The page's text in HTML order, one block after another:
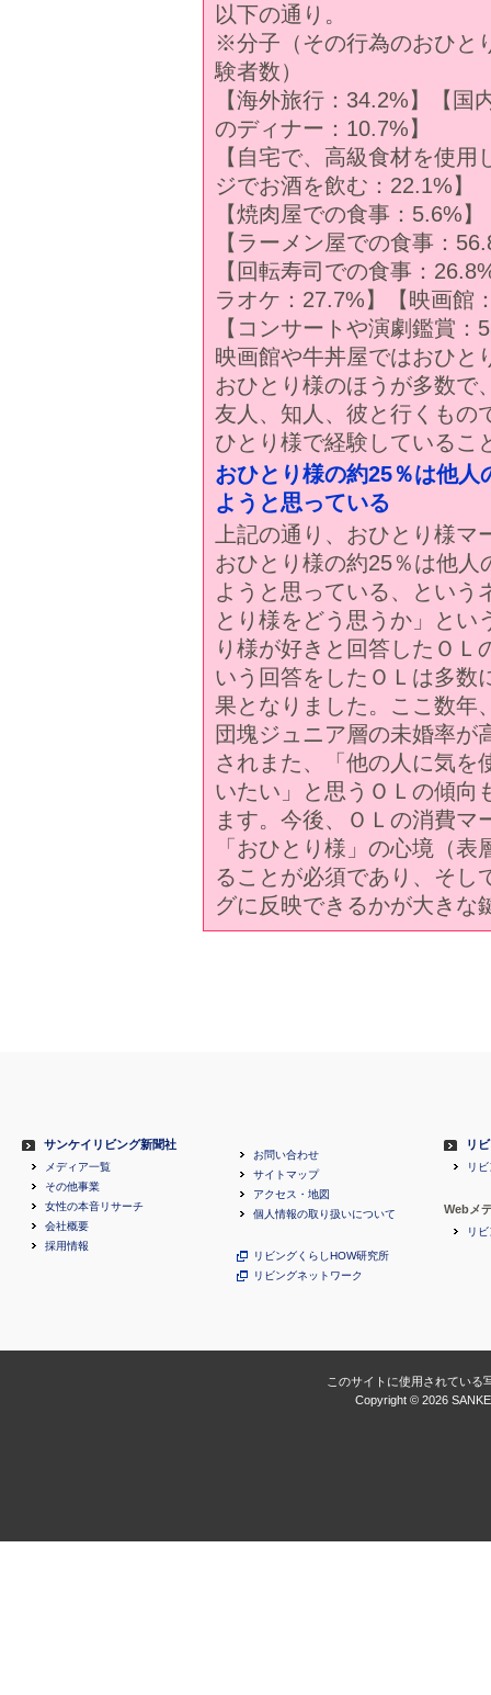
以下の通り。
※分子（その行為のおひと
験者数）
【海外旅行：34.2%】【
のディナー：10.7%】
【自宅で、高級食材を使
ジでお酒を飲む：22.1%】
【焼肉屋での食事：5.6%
【ラーメン屋での食事：
【回転寿司での食事：
ラオケ：27.7%】【映画館
【コンサートや演劇鑑賞：
映画館や牛丼屋ではおひと
おひとり様のほうが多数で
友人、知人、彼と行くもの
ひとり様で経験しているこ
おひとり様の約25％は他
ようと思っている
上記の通り、おひとり様
おひとり様の約25％は他
ようと思っている、という
とり様をどう思うか」とい
り様が好きと回答したＯＬ
いう回答をしたＯＬは多数
果となりました。ここ数年
団塊ジュニア層の未婚率が
されまた、「他の人に気を
いたい」と思うＯＬの傾向
ます。今後、ＯＬの消費マ
「おひとり様」の心境（
ることが必須であり、そし
グに反映できるかが大きな
サンケイリビング新聞社
メディア一覧
その他事業
女性の本音リサーチ
会社概要
採用情報
お問い合わせ
サイトマップ
アクセス・地図
個人情報の取り扱いについて
リビングくらしHOW研究所
リビングネットワーク
リ
リ
Webメ
リ
このサイトに使用されている
Copyright © 2026